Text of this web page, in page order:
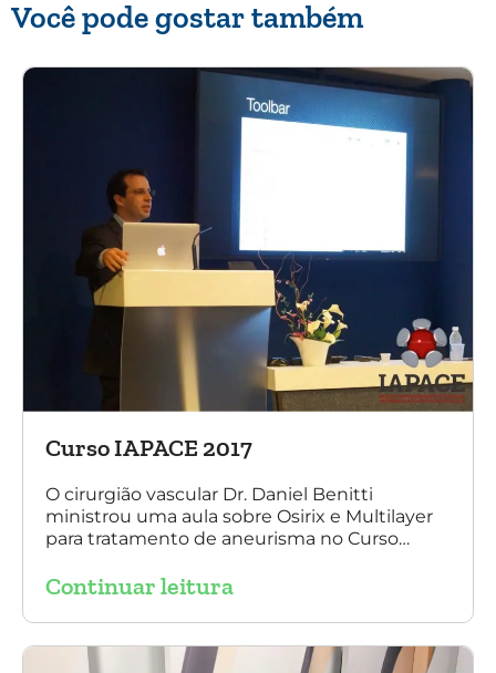
Você pode gostar também
Curso IAPACE 2017
O cirurgião vascular Dr. Daniel Benitti
ministrou uma aula sobre Osirix e Multilayer
para tratamento de aneurisma no Curso
2017). Agradecemos a todos os participantes
Sergio Belczak pelo convite!
Continuar leitura